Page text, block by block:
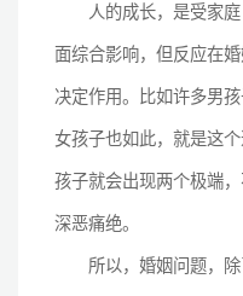
人的成长，是受家庭
面综合影响，但反应在
决定作用。比如许多男
女孩子也如此，就是这
孩子就会出现两个极端
深恶痛绝。
所以，婚姻问题，除